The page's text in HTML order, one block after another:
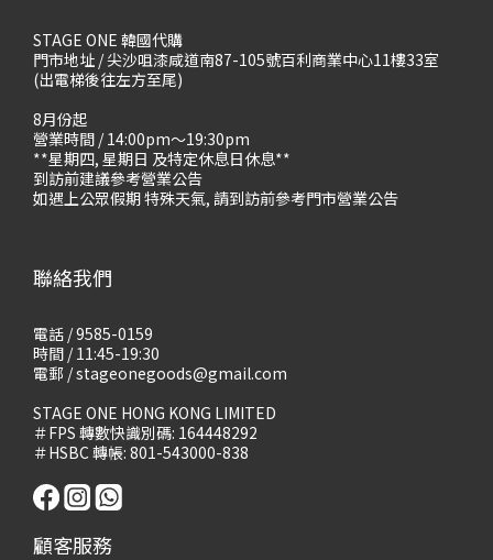
STAGE ONE 韓國代購
門市地址 / 尖沙咀漆咸道南87-105號百利商業中心11樓33室
(出電梯後往左方至尾)
8月份起
營業時間 / 14:00pm～19:30pm
**星期四, 星期日 及特定休息日休息**
到訪前建議參考營業公告
如遇上公眾假期 特殊天氣, 請到訪前參考門市營業公告
聯絡我們
電話 / 9585-0159
時間 / 11:45-19:30
電郵 / stageonegoods@gmail.com
STAGE ONE HONG KONG LIMITED
＃FPS 轉數快識別碼: 164448292
＃HSBC 轉帳: 801-543000-838
顧客服務